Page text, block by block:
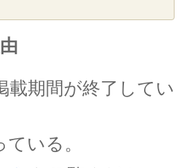
載期間が終了してい
いる。